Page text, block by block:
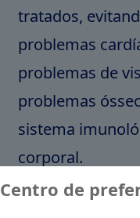
tratados,
problemas
problemas de
problemas
sistema
corporal.
Tratando
Centro de